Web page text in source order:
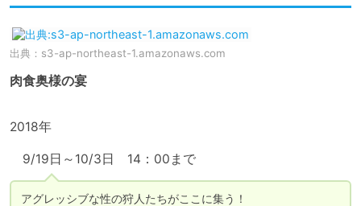
出典： s3-ap-northeast-1.amazonaws.com
肉食奥様の宴
2018年
9/19日～10/3日　14：00まで
アグレッシブな性の狩人たちがここに集う！